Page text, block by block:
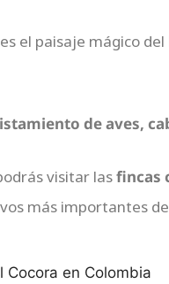
el paisaje mágico del
de aves,
visitar lasfincas
más importantes